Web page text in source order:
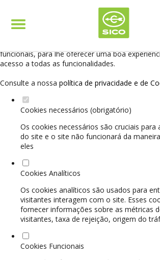
Defina as suas preferências de
website.
funcionais, para lhe oferecer uma boa
acesso a todas as funcionalidades.
Consulte a nossa política de privacidade e de
Cookies necessários (obrigatório)
Os cookies necessários são cruciais para
do site e o site não funcionará da
eles
Cookies Analíticos
Os cookies analíticos são usados para
visitantes interagem com o site. Esses
fornecer informações sobre as métricas
visitantes, taxa de rejeição, origem do
Cookies Funcionais